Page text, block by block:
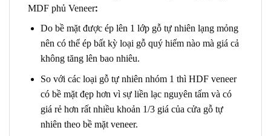
MDF phủ Veneer:
Do bề mặt được ép lên 1 lớp gỗ tự nhiên lạng mỏng
nên có thể ép bất kỳ loại gỗ quý hiếm nào mà giá cả
không tăng lên bao nhiêu.
So với các loại gỗ tự nhiên nhóm 1 thì HDF veneer
có bề mặt đẹp hơn vì sự liền lạc nguyên tấm và có
giá rẻ hơn rất nhiều khoản 1/3 giá của cửa gỗ tự
nhiên theo bề mặt veneer.